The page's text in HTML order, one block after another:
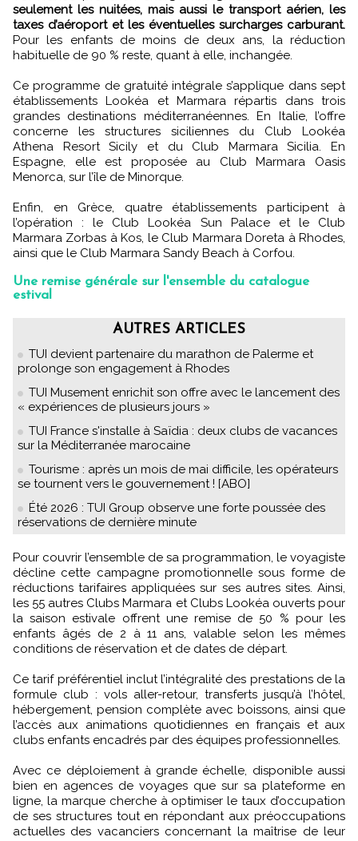
seulement les nuitées, mais aussi le transport aérien, les
taxes d’aéroport et les éventuelles surcharges carburant.
Pour les enfants de moins de deux ans, la réduction
habituelle de 90 % reste, quant à elle, inchangée.
Ce programme de gratuité intégrale s’applique dans sept
établissements Lookéa et Marmara répartis dans trois
grandes destinations méditerranéennes. En Italie, l’offre
concerne les structures siciliennes du Club Lookéa
Athena Resort Sicily et du Club Marmara Sicilia. En
Espagne, elle est proposée au Club Marmara Oasis
Menorca, sur l’île de Minorque.
Enfin, en Grèce, quatre établissements participent à
l’opération : le Club Lookéa Sun Palace et le Club
Marmara Zorbas à Kos, le Club Marmara Doreta à Rhodes,
ainsi que le Club Marmara Sandy Beach à Corfou.
Une remise générale sur l'ensemble du catalogue
estival
AUTRES ARTICLES
TUI devient partenaire du marathon de Palerme et
prolonge son engagement à Rhodes
TUI Musement enrichit son offre avec le lancement des
« expériences de plusieurs jours »
TUI France s'installe à Saïdia : deux clubs de vacances
sur la Méditerranée marocaine
Tourisme : après un mois de mai difficile, les opérateurs
se tournent vers le gouvernement ! [ABO]
Été 2026 : TUI Group observe une forte poussée des
réservations de dernière minute
Pour couvrir l’ensemble de sa programmation, le voyagiste
décline cette campagne promotionnelle sous forme de
réductions tarifaires appliquées sur ses autres sites. Ainsi,
les 55 autres Clubs Marmara et Clubs Lookéa ouverts pour
la saison estivale offrent une remise de 50 % pour les
enfants âgés de 2 à 11 ans, valable selon les mêmes
conditions de réservation et de dates de départ.
Ce tarif préférentiel inclut l’intégralité des prestations de la
formule club : vols aller-retour, transferts jusqu’à l’hôtel,
hébergement, pension complète avec boissons, ainsi que
l’accès aux animations quotidiennes en français et aux
clubs enfants encadrés par des équipes professionnelles.
Avec ce déploiement à grande échelle, disponible aussi
bien en agences de voyages que sur sa plateforme en
ligne, la marque cherche à optimiser le taux d’occupation
de ses structures tout en répondant aux préoccupations
actuelles des vacanciers concernant la maîtrise de leur